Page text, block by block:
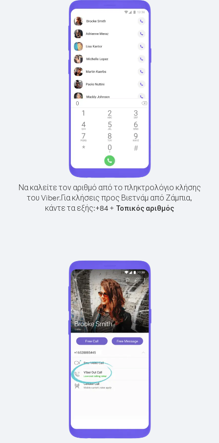
Να καλείτε τον αριθμό από το πληκτρολόγιο κλήσης
του Viber.Για κλήσεις προς Βιετνάμ από Ζάμπια,
κάντε τα εξής:+84 + Τοπικός αριθμός